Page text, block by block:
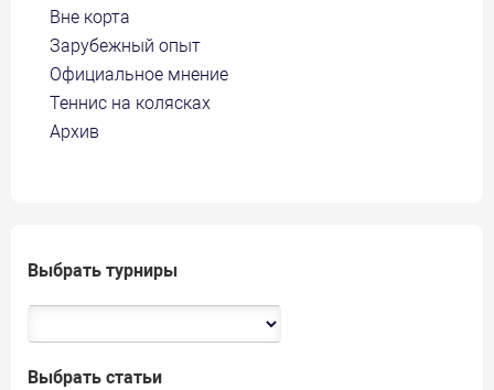
Вне корта
Зарубежный опыт
Официальное мнение
Теннис на колясках
Архив
Выбрать турниры
Выбрать статьи